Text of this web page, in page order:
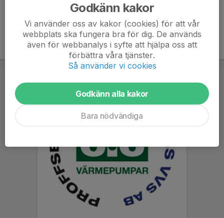
Godkänn kakor
Vi använder oss av kakor (cookies) för att vår
webbplats ska fungera bra för dig. De används
även för webbanalys i syfte att hjälpa oss att
förbättra våra tjänster.
Så använder vi cookies
Godkänn alla kakor
Bara nödvändiga